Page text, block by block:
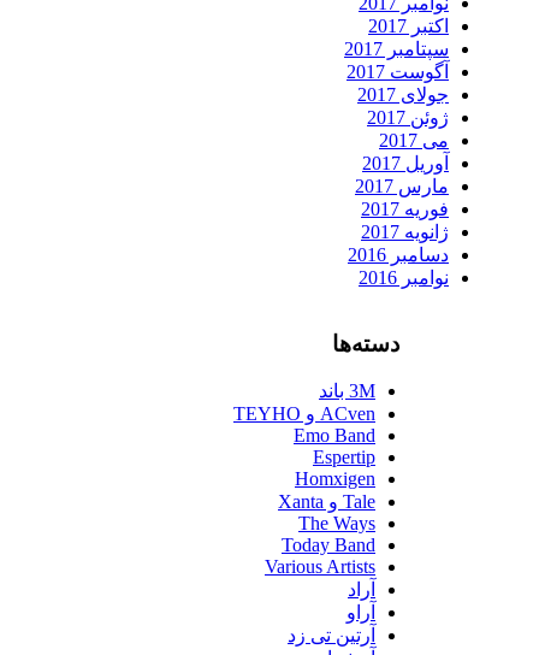
سپتامبر 2017
آگوست 2017
مارس 2017
دسامبر 2016
ACven و TEYHO
Emo Band
Espertip
Homxigen
The Ways
Today Band
Various Artists
آرتین تی زد